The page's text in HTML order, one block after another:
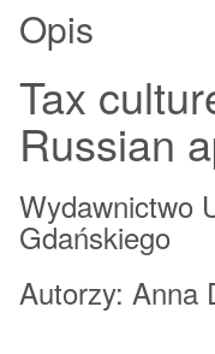
Opis
Tax
Russian
Wydawnictwo
Gdańskiego
Autorzy: Anna